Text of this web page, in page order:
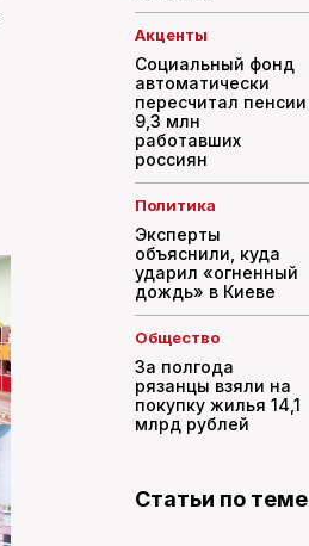
Акценты
Социальный фонд
автоматически
пересчитал пенсии
9,3 млн
работавших
россиян
Политика
Эксперты
объяснили, куда
ударил «огненный
дождь» в Киеве
Общество
За полгода
рязанцы взяли на
покупку жилья 14,1
млрд рублей
Статьи по теме